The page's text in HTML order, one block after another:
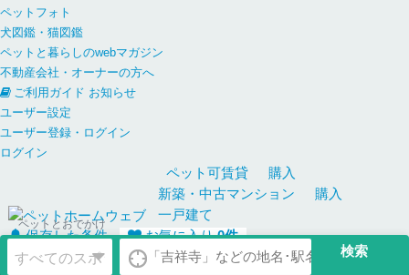
ペットフォト
犬図鑑・猫図鑑
ペットと暮らしのwebマガジン
不動産会社・オーナーの方へ
ご利用ガイド お知らせ
ユーザー設定
ユーザー登録・ログイン
ログイン
ペット可賃貸
購入
新築・中古マンション
購入
一戸建て
保存した条件
お気に入り0件
ペットとおでかけ